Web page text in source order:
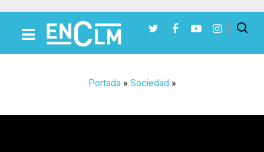
Portada» Sociedad»